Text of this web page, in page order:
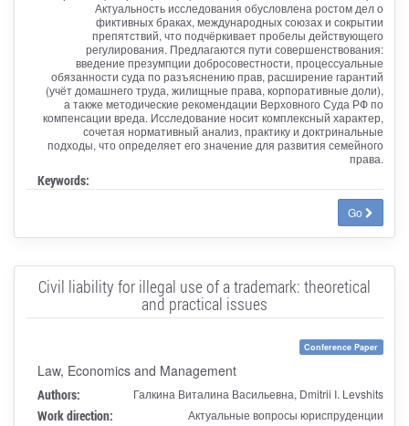
Актуальность исследования обусловлена ростом дел о
фиктивных браках, международных союзах и сокрытии
препятствий, что подчёркивает пробелы действующего
регулирования. Предлагаются пути совершенствования:
введение презумпции добросовестности, процессуальные
обязанности суда по разъяснению прав, расширение гарантий
(учёт домашнего труда, жилищные права, корпоративные доли),
а также методические рекомендации Верховного Суда РФ по
компенсации вреда. Исследование носит комплексный характер,
сочетая нормативный анализ, практику и доктринальные
подходы, что определяет его значение для развития семейного
права.
Keywords:
Go
Civil liability for illegal use of a trademark: theoretical
and practical issues
Conference Paper
Law, Economics and Management
Authors: Галкина Виталина Васильевна, Dmitrii I. Levshits
Work direction: Актуальные вопросы юриспруденции